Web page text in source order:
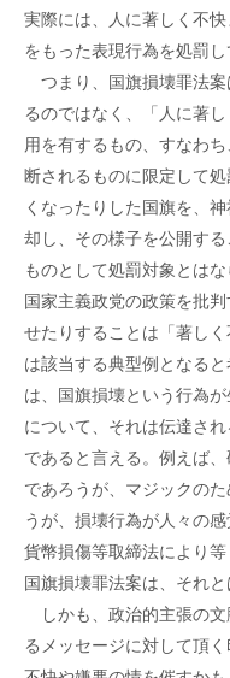
実際には、人に著しく不
をもった表現行為を処罰
つまり、国旗損壊罪法
るのではなく、「人に著
用を有するもの、すなわ
断されるものに限定して
くなったりした国旗を、
却し、その様子を公開す
ものとして処罰対象とは
国家主義政党の政策を批
せたりすることは「著し
は該当する典型例となる
は、国旗損壊という行為
について、それは伝達さ
であると言える。例えば
であろうが、マジックの
うが、損壊行為が人々の
貨幣損傷等取締法により等
国旗損壊罪法案は、それ
しかも、政治的主張の文
るメッセージに対して頂